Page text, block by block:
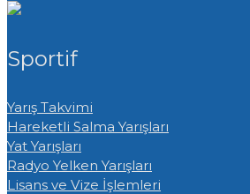
Sportif
Yarış Takvimi
Hareketli Salma Yarışları
Yat Yarışları
Radyo Yelken Yarışları
Lisans ve Vize İşlemleri